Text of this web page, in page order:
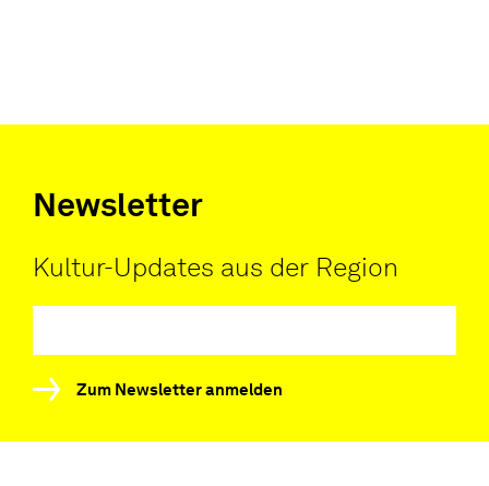
Newsletter
Kultur-Updates aus der Region
Zum Newsletter anmelden